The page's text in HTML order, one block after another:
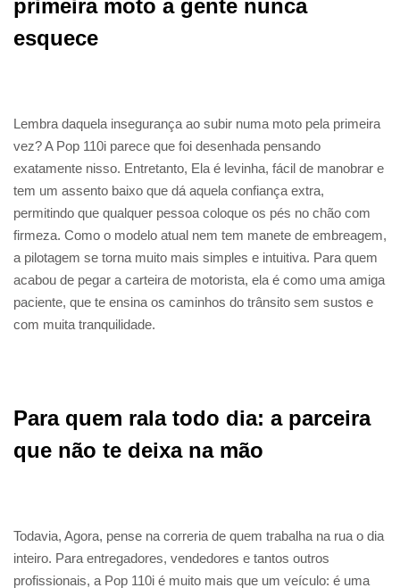
primeira moto a gente nunca
esquece
Lembra daquela insegurança ao subir numa moto pela primeira
vez? A Pop 110i parece que foi desenhada pensando
exatamente nisso. Entretanto, Ela é levinha, fácil de manobrar e
tem um assento baixo que dá aquela confiança extra,
permitindo que qualquer pessoa coloque os pés no chão com
firmeza. Como o modelo atual nem tem manete de embreagem,
a pilotagem se torna muito mais simples e intuitiva. Para quem
acabou de pegar a carteira de motorista, ela é como uma amiga
paciente, que te ensina os caminhos do trânsito sem sustos e
com muita tranquilidade.
Para quem rala todo dia: a parceira
que não te deixa na mão
Todavia, Agora, pense na correria de quem trabalha na rua o dia
inteiro. Para entregadores, vendedores e tantos outros
profissionais, a Pop 110i é muito mais que um veículo: é uma